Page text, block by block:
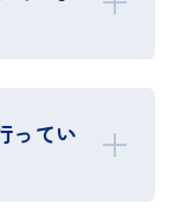
ってい